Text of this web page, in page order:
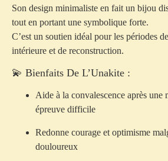
Son design minimaliste en fait un bijou
tout en portant une symbolique forte.
C’est un soutien idéal pour les périodes
intérieure et de reconstruction.
💫 Bienfaits De L’Unakite :
Aide à la convalescence après une
épreuve difficile
Redonne courage et optimisme
douloureux